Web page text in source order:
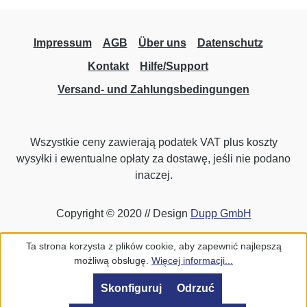
Impressum AGB Über uns
Datenschutz
Kontakt
Hilfe/Support
Versand- und Zahlungsbedingungen
Wszystkie ceny zawierają podatek VAT plus koszty
wysyłki i ewentualne opłaty za dostawę, jeśli nie podano
inaczej.
Copyright © 2020 // Design Dupp GmbH
Ta strona korzysta z plików cookie, aby zapewnić najlepszą
możliwą obsługę. Więcej informacji...
Odrzuć
Skonfiguruj